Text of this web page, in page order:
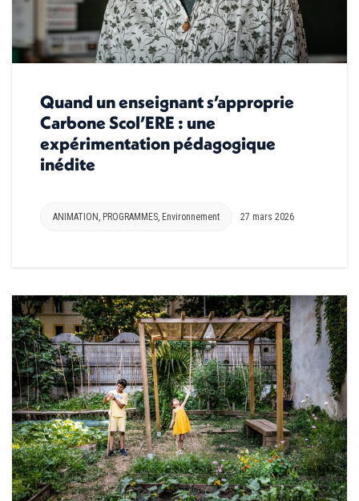
Quand un enseignant s’approprie
Carbone Scol’ERE : une
expérimentation pédagogique
inédite
ANIMATION , PROGRAMMES, Environnement 27 mars 2026